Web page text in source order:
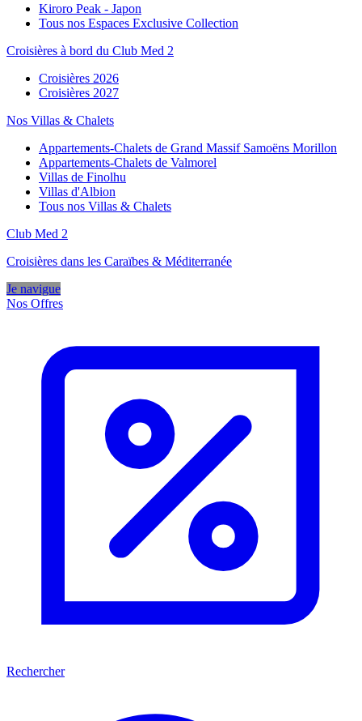
Kiroro Peak - Japon
Tous nos Espaces Exclusive Collection
Croisières à bord du Club Med 2
Croisières 2026
Croisières 2027
Nos Villas & Chalets
Appartements-Chalets de Grand Massif Samoëns Morillon
Appartements-Chalets de Valmorel
Villas de Finolhu
Villas d'Albion
Tous nos Villas & Chalets
Club Med 2
Croisières dans les Caraïbes & Méditerranée
Je navigue
Nos Offres
Rechercher